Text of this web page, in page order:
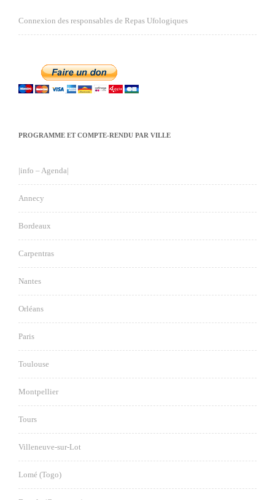
Connexion des responsables de Repas Ufologiques
PROGRAMME ET COMPTE-RENDU PAR VILLE
|info – Agenda|
Annecy
Bordeaux
Carpentras
Nantes
Orléans
Paris
Toulouse
Montpellier
Tours
Villeneuve-sur-Lot
Lomé (Togo)